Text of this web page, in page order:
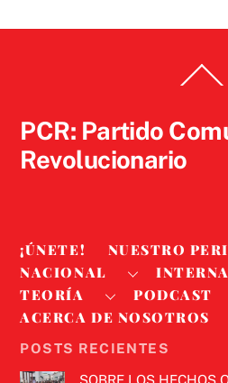
To
PCR: Partido
Revolucionario
¡ÚNETE!
NUESTRO
NACIONAL
TEORÍA
PODCAST
ACERCA DE NOSOTROS
POSTS RECIENTES
SOBRE LOS HECHOS